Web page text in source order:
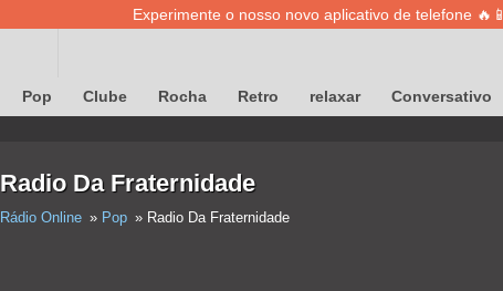
Experimente o nosso novo aplicativo de telefone 🔥📱
Pop Clube Rocha Retro relaxar Conversativo
Radio Da Fraternidade
Rádio Online Pop Radio Da Fraternidade